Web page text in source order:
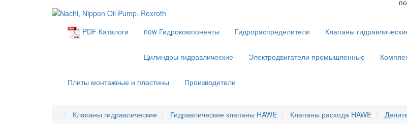
PDF Каталоги new Гидрокомпоненты Гидрораспределители Клапаны
Цилиндры гидравлические Электродвигатели промышленные
Плиты монтажные и пластины Производители
Клапаны гидравлические Гидравлические клапаны HAWE Клапаны расхода HAWE